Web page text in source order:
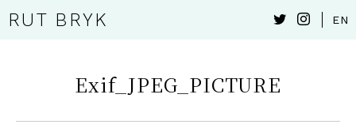
RUT BRYK EN
Exif_JPEG_PICTURE